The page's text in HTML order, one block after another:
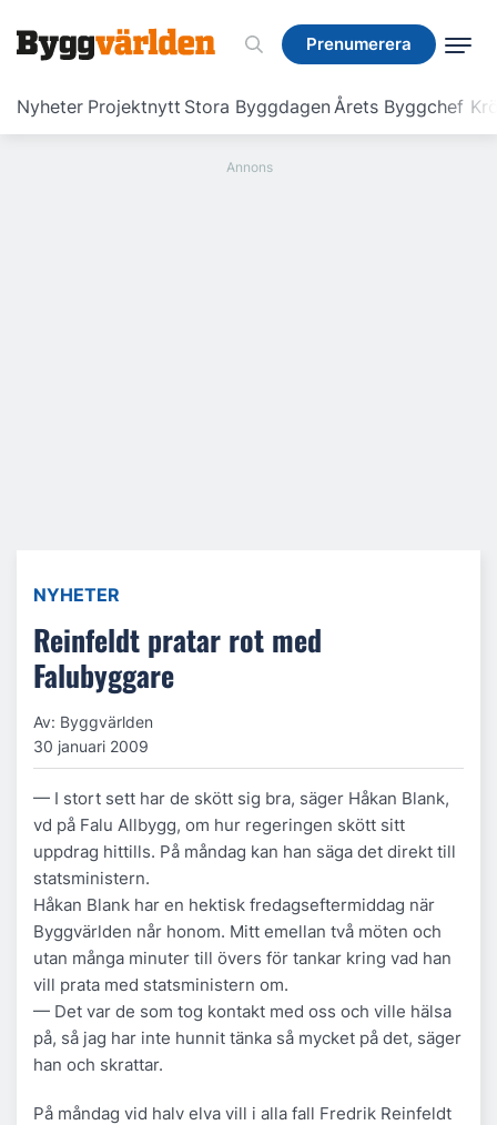
Prenumerera
Nyheter Projektnytt Stora ByggdagenÅrets Byggchef
Prenumerera
NYHETER
Reinfeldt pratar rot med
Falubyggare
Av: Byggvärlden
30 januari 2009
— I stort sett har de skött sig bra, säger Håkan Blank,
vd på Falu Allbygg, om hur regeringen skött sitt
uppdrag hittills. På måndag kan han säga det direkt till
statsministern.
Håkan Blank har en hektisk fredagseftermiddag när
Byggvärlden når honom. Mitt emellan två möten och
utan många minuter till övers för tankar kring vad han
vill prata med statsministern om.
— Det var de som tog kontakt med oss och ville hälsa
på, så jag har inte hunnit tänka så mycket på det, säger
han och skrattar.
På måndag vid halv elva vill i alla fall Fredrik Reinfeldt